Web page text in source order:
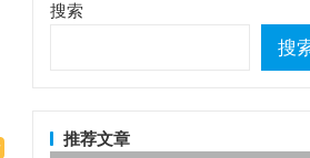
搜索
搜
推荐文章